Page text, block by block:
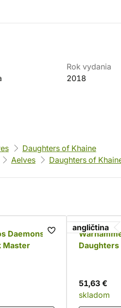
Rok vydania
2018
Daughters of Khaine
Aelves Daughters of
Daemons
Master
angličtina
51,63 €
skladom